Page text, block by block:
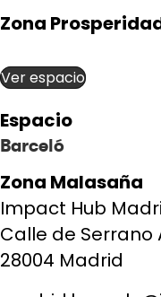
Zona
Ver espacio
Espacio
Barceló
Zona Malasaña
Impact Hub
Calle de Serrano
28004 Madrid